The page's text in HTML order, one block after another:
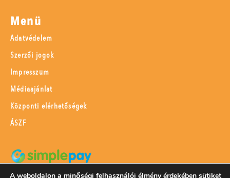
Menü
Adatvédelem
Szerzői jogok
Impresszum
Médiaajánlat
Központi elérhetőségek
ÁSZF
A weboldalon a minőségi felhasználói élmény érdekében sütiket